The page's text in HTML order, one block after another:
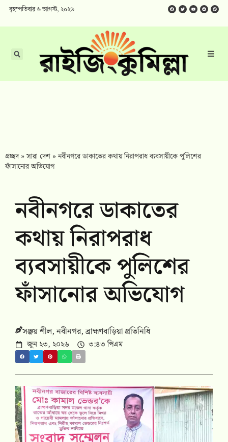
বৃহস্পতিবার ৬ আগস্ট, ২০২৬
প্রচ্ছদ»সারা দেশ »নবীনগরে ডাকাতের কথায় নিরাপরাধ ব্যবসায়ীকে পুলিশের
ফাঁসানোর অভিযোগ
নবীনগরে ডাকাতের
কথায় নিরাপরাধ
ব্যবসায়ীকে পুলিশের
ফাঁসানোর অভিযোগ
সঞ্জয় শীল, নবীনগর, ব্রাহ্মণবাড়িয়া প্রতিনিধি
জুন ২৩, ২০২৬ ৩:৪৩ পিএম